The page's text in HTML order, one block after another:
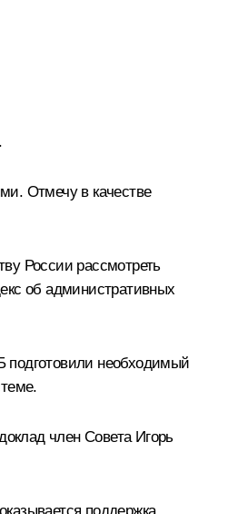
Отмечу в качестве
России рассмотреть
об административных
подготовили необходимый
член Совета Игорь
поддержка